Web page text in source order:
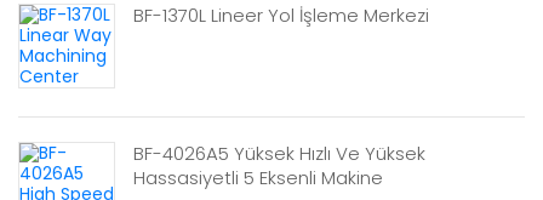
BF-1370L Lineer Yol İşleme Merkezi
BF-4026A5 Yüksek Hızlı Ve Yüksek
Hassasiyetli 5 Eksenli Makine